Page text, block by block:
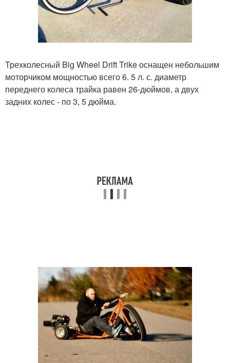
Трехколесный Big Wheel Drift Trike оснащен небольшим
моторчиком мощностью всего 6. 5 л. с. диаметр
переднего колеса трайка равен 26-дюймов, а двух
задних колес - по 3, 5 дюйма.